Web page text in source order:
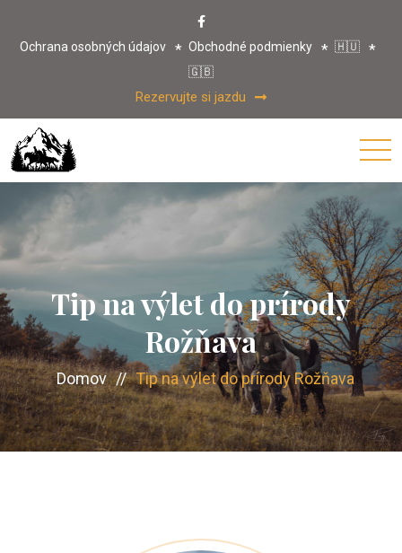
Ochrana osobných údajov Obchodné podmienky
🇭🇺
🇬🇧
Rezervujte si jazdu
Tip na výlet do prírody
Rožňava
Domov // Tip na výlet do prírody Rožňava